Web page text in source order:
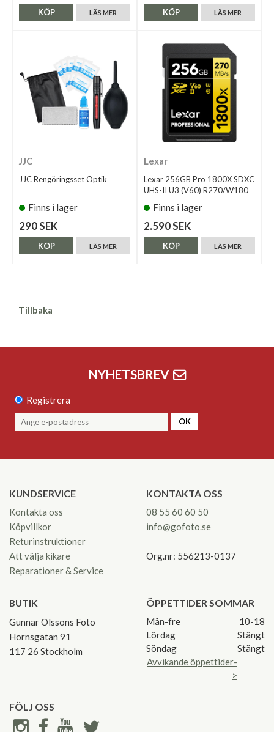
LÄS MER
KÖP LÄS MER
KÖP
JJC
JJC Rengöringsset Optik
Finns i lager
290 SEK
LÄS MER
KÖP
Lexar
Lexar 256GB Pro 1800X SDXC
UHS-II U3 (V60) R270/W180
Finns i lager
2.590 SEK
LÄS MER
KÖP
Tillbaka
NYHETSBREV
Registrera
OK
KUNDSERVICE
Kontakta oss
Köpvillkor
Returinstruktioner
Att välja kikare
Reparationer & Service
KONTAKTA OSS
08 55 60 60 50
info@gofoto.se
Org.nr: 556213-0137
BUTIK
Gunnar Olssons Foto
Hornsgatan 91
117 26 Stockholm
ÖPPETTIDER SOMMAR
Mån-fre
10-18
Lördag
Stängt
Söndag
Stängt
Avvikande öppettider-
>
FÖLJ OSS